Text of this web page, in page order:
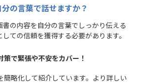
の言葉で話せますか？
書の内容を自分の言葉でしっかり伝える
ての信頼を獲得する必要があります。
策で緊張や不安をカバー！
簡略化して紹介しています。より詳しい